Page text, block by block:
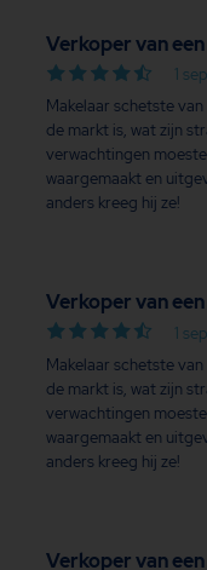
Verkoper van
1
Makelaar schetste
de markt is, wat zijn
verwachtingen
waargemaakt en
anders kreeg hij ze!
Verkoper van
1
Makelaar schetste
de markt is, wat zijn
verwachtingen
waargemaakt en
anders kreeg hij ze!
Verkoper van